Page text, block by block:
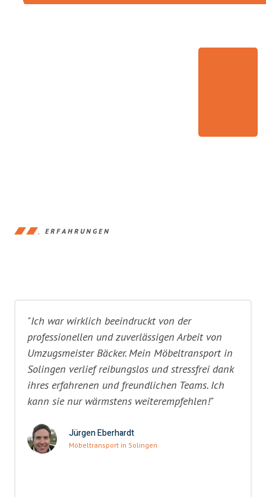
ERFAHRUNGEN
"Ich war wirklich beeindruckt von der
professionellen und zuverlässigen Arbeit von
Umzugsmeister Bäcker. Mein Möbeltransport in
Solingen verlief reibungslos und stressfrei dank
ihres erfahrenen und freundlichen Teams. Ich
kann sie nur wärmstens weiterempfehlen!"
Jürgen Eberhardt
Möbeltransport in Solingen